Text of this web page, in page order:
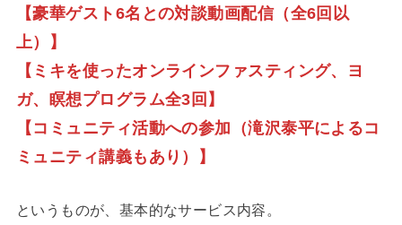
【豪華ゲスト6名との対談動画配信（全6回以
上）】
【ミキを使ったオンラインファスティング、ヨ
ガ、瞑想プログラム全3回】
【コミュニティ活動への参加（滝沢泰平によるコ
ミュニティ講義もあり）】
というものが、基本的なサービス内容。